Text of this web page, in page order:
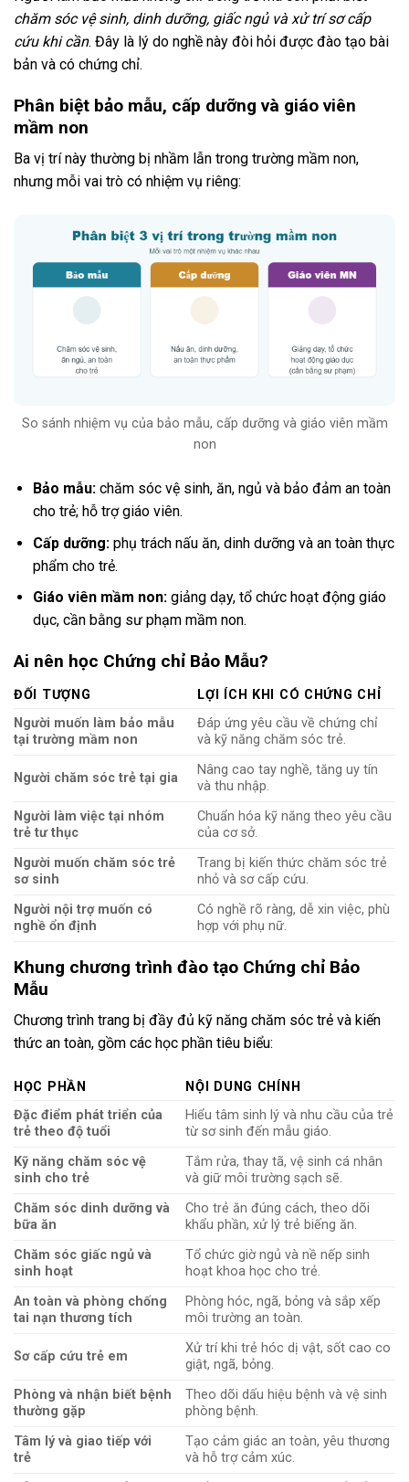
chăm sóc vệ sinh, dinh dưỡng, giấc ngủ và xử trí sơ cấp
cứu khi cần. Đây là lý do nghề này đòi hỏi được đào tạo bài
bản và có chứng chỉ.
Phân biệt bảo mẫu, cấp dưỡng và giáo viên
mầm non
Ba vị trí này thường bị nhầm lẫn trong trường mầm non,
nhưng mỗi vai trò có nhiệm vụ riêng:
So sánh nhiệm vụ của bảo mẫu, cấp dưỡng và giáo viên mầm
non
Bảo mẫu:chăm sóc vệ sinh, ăn, ngủ và bảo đảm an toàn
cho trẻ; hỗ trợ giáo viên.
Cấp dưỡng:phụ trách nấu ăn, dinh dưỡng và an toàn thực
phẩm cho trẻ.
Giáo viên mầm non:giảng dạy, tổ chức hoạt động giáo
dục, cần bằng sư phạm mầm non.
Ai nên học Chứng chỉ Bảo Mẫu?
ĐỐI TƯỢNG
LỢI ÍCH KHI CÓ CHỨNG CHỈ
Người muốn làm bảo mẫu
tại trường mầm non
Đáp ứng yêu cầu về chứng chỉ
và kỹ năng chăm sóc trẻ.
Người chăm sóc trẻ tại gia
Nâng cao tay nghề, tăng uy tín
và thu nhập.
Người làm việc tại nhóm
trẻ tư thục
Chuẩn hóa kỹ năng theo yêu cầu
của cơ sở.
Người muốn chăm sóc trẻ
sơ sinh
Trang bị kiến thức chăm sóc trẻ
nhỏ và sơ cấp cứu.
Người nội trợ muốn có
nghề ổn định
Có nghề rõ ràng, dễ xin việc, phù
hợp với phụ nữ.
Khung chương trình đào tạo Chứng chỉ Bảo
Mẫu
Chương trình trang bị đầy đủ kỹ năng chăm sóc trẻ và kiến
thức an toàn, gồm các học phần tiêu biểu:
HỌC PHẦN
NỘI DUNG CHÍNH
Đặc điểm phát triển của
trẻ theo độ tuổi
Hiểu tâm sinh lý và nhu cầu của trẻ
từ sơ sinh đến mẫu giáo.
Kỹ năng chăm sóc vệ
sinh cho trẻ
Tắm rửa, thay tã, vệ sinh cá nhân
và giữ môi trường sạch sẽ.
Chăm sóc dinh dưỡng và
bữa ăn
Cho trẻ ăn đúng cách, theo dõi
khẩu phần, xử lý trẻ biếng ăn.
Chăm sóc giấc ngủ và
sinh hoạt
Tổ chức giờ ngủ và nề nếp sinh
hoạt khoa học cho trẻ.
An toàn và phòng chống
tai nạn thương tích
Phòng hóc, ngã, bỏng và sắp xếp
môi trường an toàn.
Sơ cấp cứu trẻ em
Xử trí khi trẻ hóc dị vật, sốt cao co
giật, ngã, bỏng.
Phòng và nhận biết bệnh
thường gặp
Theo dõi dấu hiệu bệnh và vệ sinh
phòng bệnh.
Tâm lý và giao tiếp với
trẻ
Tạo cảm giác an toàn, yêu thương
và hỗ trợ cảm xúc.